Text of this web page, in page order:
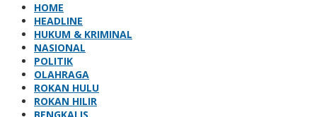
HOME
HEADLINE
HUKUM & KRIMINAL
NASIONAL
POLITIK
OLAHRAGA
ROKAN HULU
ROKAN HILIR